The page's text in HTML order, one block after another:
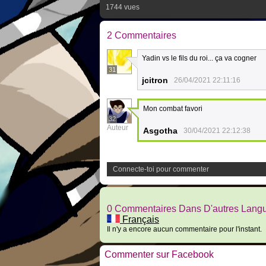
1744 vues
2 Commentaires
31
Yadin vs le fils du roi... ça va cogner
jcitron 26/04/2021 22:11:16
32
Auteur
Mon combat favori
Asgotha 30/04/2021 22:12:38
Connecte-toi pour commenter
0 Commentaires Dans D'autres
Français
Il n'y a encore aucun commentaire pour l'instant.
Commenter sur Facebook